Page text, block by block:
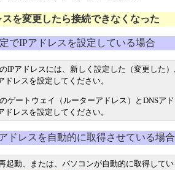
を変更したら接続できなくなった
でIPアドレスを設定している場合
IPアドレスには、新しく設定した（変更した
ドレスを設定してください。
ゲートウェイ（ルーターアドレス）とDNSア
ドレスを設定してください。
ドレスを自動的に取得させている場合
起動、または、パソコンが自動的に取得して